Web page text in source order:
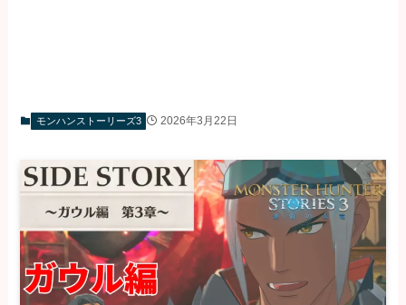
モンハンストーリーズ3 2026年3月22日